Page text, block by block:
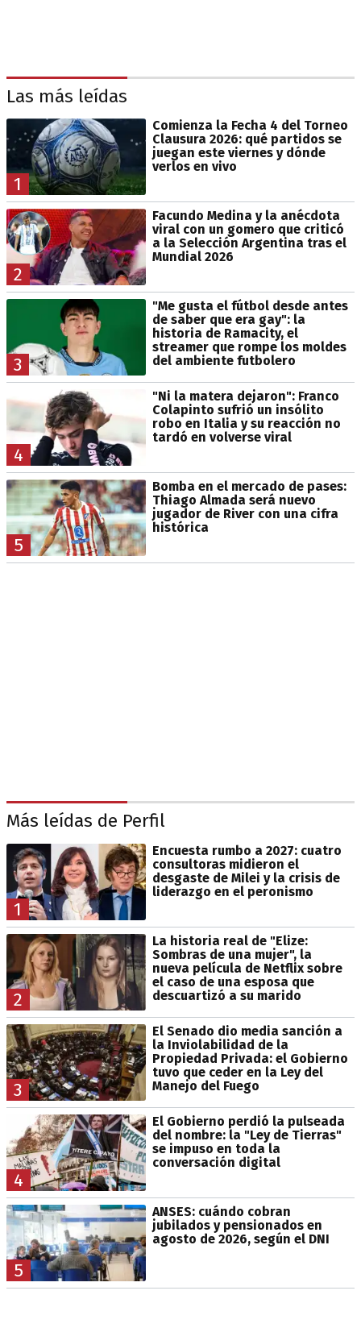
Las más leídas
1
Comienza la Fecha 4 del Torneo
Clausura 2026: qué partidos se
juegan este viernes y dónde
verlos en vivo
2
Facundo Medina y la anécdota
viral con un gomero que criticó
a la Selección Argentina tras el
Mundial 2026
3
"Me gusta el fútbol desde antes
de saber que era gay": la
historia de Ramacity, el
streamer que rompe los moldes
del ambiente futbolero
4
"Ni la matera dejaron": Franco
Colapinto sufrió un insólito
robo en Italia y su reacción no
tardó en volverse viral
5
Bomba en el mercado de pases:
Thiago Almada será nuevo
jugador de River con una cifra
histórica
Más leídas de Perfil
1
Encuesta rumbo a 2027: cuatro
consultoras midieron el
desgaste de Milei y la crisis de
liderazgo en el peronismo
2
La historia real de "Elize:
Sombras de una mujer", la
nueva película de Netflix sobre
el caso de una esposa que
descuartizó a su marido
3
El Senado dio media sanción a
la Inviolabilidad de la
Propiedad Privada: el Gobierno
tuvo que ceder en la Ley del
Manejo del Fuego
4
El Gobierno perdió la pulseada
del nombre: la "Ley de Tierras"
se impuso en toda la
conversación digital
5
ANSES: cuándo cobran
jubilados y pensionados en
agosto de 2026, según el DNI